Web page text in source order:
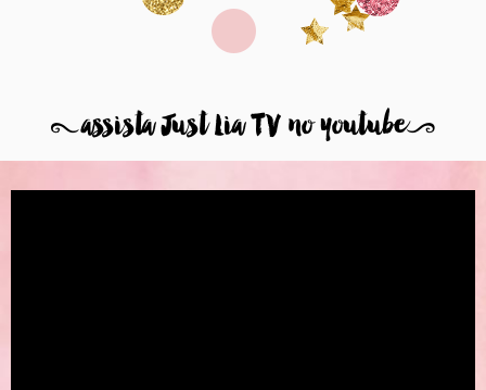
8assista Just Lia TV no youtube9